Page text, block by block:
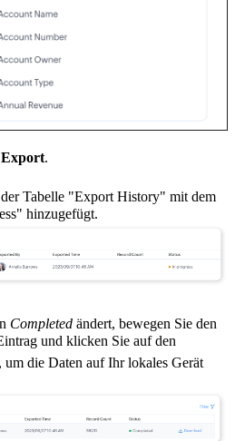
Export.
Tabelle "Export History" mit dem
hinzugefügt.
Completed ändert, bewegen Sie den
und klicken Sie auf den
um die Daten auf Ihr lokales Gerät